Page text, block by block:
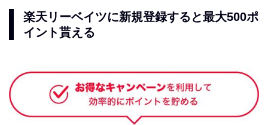
楽天リーベイツに新規登録すると最大500ポ
イント貰える